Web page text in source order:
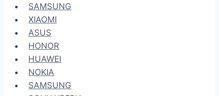
SAMSUNG
XIAOMI
ASUS
HONOR
HUAWEI
NOKIA
SAMSUNG